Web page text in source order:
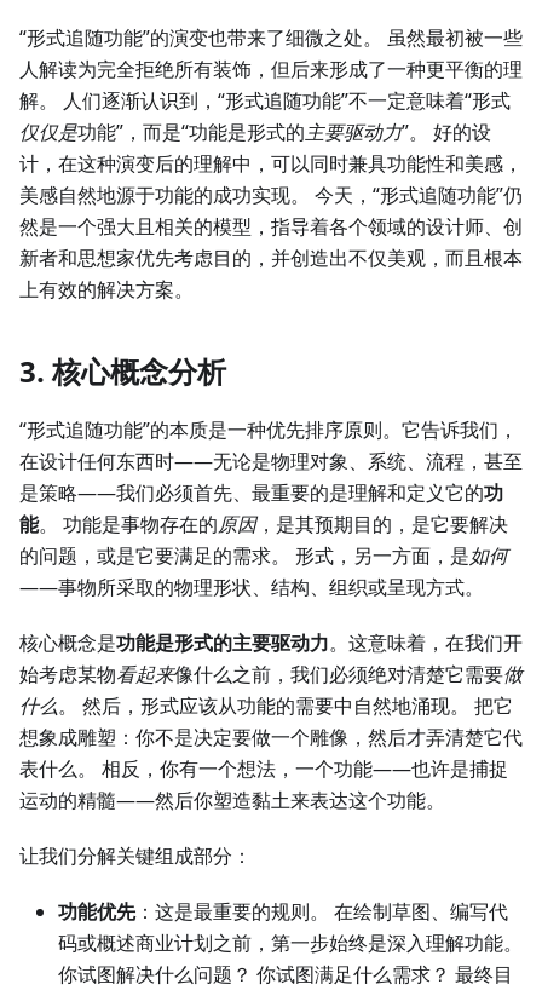
“形式追随功能”的演变也带来了细微之处。 虽然最初被一些
人解读为完全拒绝所有装饰，但后来形成了一种更平衡的理
解。 人们逐渐认识到，“形式追随功能”不一定意味着“形式
仅仅是功能”，而是“功能是形式的主要驱动力”。 好的设
计，在这种演变后的理解中，可以同时兼具功能性和美感，
美感自然地源于功能的成功实现。 今天，“形式追随功能”仍
然是一个强大且相关的模型，指导着各个领域的设计师、创
新者和思想家优先考虑目的，并创造出不仅美观，而且根本
上有效的解决方案。
3. 核心概念分析
“形式追随功能”的本质是一种优先排序原则。它告诉我们，
在设计任何东西时——无论是物理对象、系统、流程，甚至
是策略——我们必须首先、最重要的是理解和定义它的功
能。 功能是事物存在的原因，是其预期目的，是它要解决
的问题，或是它要满足的需求。 形式，另一方面，是如何
——事物所采取的物理形状、结构、组织或呈现方式。
核心概念是功能是形式的主要驱动力。这意味着，在我们开
始考虑某物看起来像什么之前，我们必须绝对清楚它需要做
什么。 然后，形式应该从功能的需要中自然地涌现。 把它
想象成雕塑：你不是决定要做一个雕像，然后才弄清楚它代
表什么。 相反，你有一个想法，一个功能——也许是捕捉
运动的精髓——然后你塑造黏土来表达这个功能。
让我们分解关键组成部分：
功能优先：这是最重要的规则。 在绘制草图、编写代
码或概述商业计划之前，第一步始终是深入理解功能。
你试图解决什么问题？ 你试图满足什么需求？ 最终目